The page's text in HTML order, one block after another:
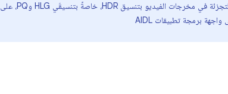
. تعمل جداول البحث بشكل أساسي على حل مشكلة التجزئة في مخرجات الفيديو بتنسيق HDR، خاصةً بتنسيقَي HLG وPQ، على